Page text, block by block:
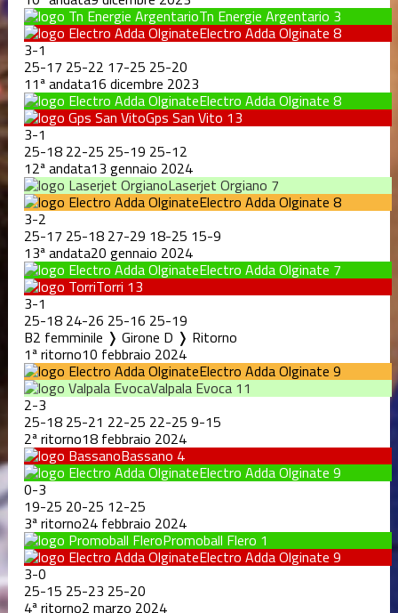
Tn Energie Argentario 3
Electro Adda Olginate 8
3-1
25-17 25-22 17-25 25-20
11ª andata16 dicembre 2023
Electro Adda Olginate 8
Gps San Vito 13
3-1
25-18 22-25 25-19 25-12
12ª andata13 gennaio 2024
Laserjet Orgiano 7
Electro Adda Olginate 8
3-2
25-17 25-18 27-29 18-25 15-9
13ª andata20 gennaio 2024
Electro Adda Olginate 7
Torri 13
3-1
25-18 24-26 25-16 25-19
B2 femminile ❭ Girone D ❭ Ritorno
1ª ritorno10 febbraio 2024
Electro Adda Olginate 9
Valpala Evoca 11
2-3
25-18 25-21 22-25 22-25 9-15
2ª ritorno18 febbraio 2024
Bassano 4
Electro Adda Olginate 9
0-3
19-25 20-25 12-25
3ª ritorno24 febbraio 2024
Promoball Flero 1
Electro Adda Olginate 9
3-0
25-15 25-23 25-20
4ª ritorno2 marzo 2024